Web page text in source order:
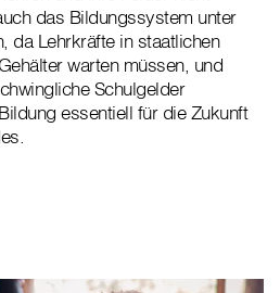
das Bildungssystem unter
da Lehrkräfte in staatlichen
warten müssen, und
Schulgelder
essentiell für die Zukunft